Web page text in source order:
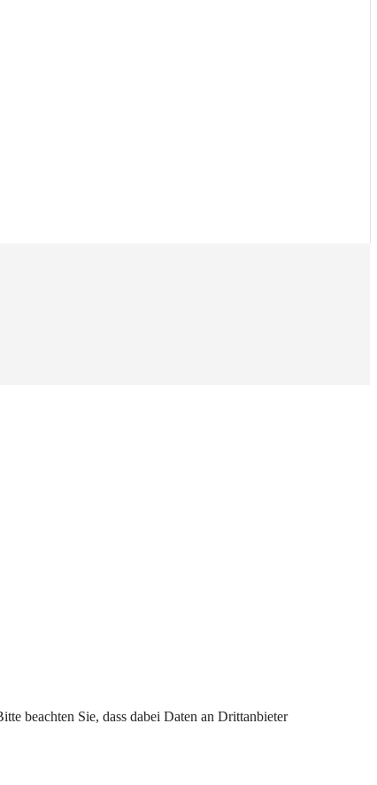
beachten Sie, dass dabei Daten an Drittanbieter